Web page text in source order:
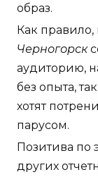
образ.
Как
Черногорск
аудиторию,
без опыта,
хотят
парусом.
Позитива по
других